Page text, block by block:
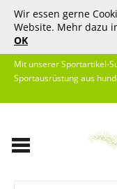
Wir essen gerne
Website. Mehr dazu
OK
Mit unserer Sportartikel-
Sportausrüstung aus